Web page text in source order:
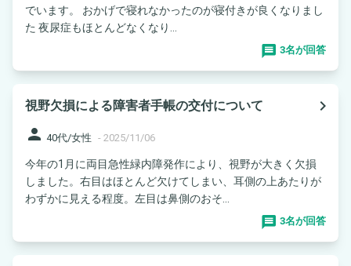
でいます。 おかげで寝れなかったのが寝付きが良くなりまし
た 夜尿症もほとんどなくなり...
3名が回答
視野欠損による障害者手帳の交付について
navigate_next
person 40代/女性 - 2025/11/06
今年の1月に両目急性緑内障発作により、視野が大きく欠損
しました。右目はほとんど欠けてしまい、耳側の上あたりが
わずかに見える程度。左目は鼻側のおそ...
3名が回答